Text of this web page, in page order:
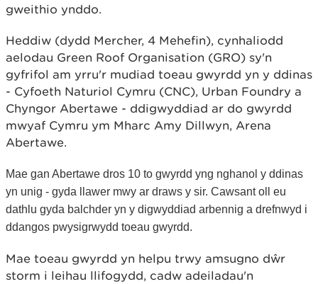
gweithio ynddo.
Heddiw (dydd Mercher, 4 Mehefin), cynhaliodd
aelodau Green Roof Organisation (GRO) sy'n
gyfrifol am yrru'r mudiad toeau gwyrdd yn y ddinas
- Cyfoeth Naturiol Cymru (CNC), Urban Foundry a
Chyngor Abertawe - ddigwyddiad ar do gwyrdd
mwyaf Cymru ym Mharc Amy Dillwyn, Arena
Abertawe.
Mae gan Abertawe dros 10 to gwyrdd yng nghanol y ddinas
yn unig - gyda llawer mwy ar draws y sir. Cawsant oll eu
dathlu gyda balchder yn y digwyddiad arbennig a drefnwyd i
ddangos pwysigrwydd toeau gwyrdd.
Mae toeau gwyrdd yn helpu trwy amsugno dŵr
storm i leihau llifogydd, cadw adeiladau'n